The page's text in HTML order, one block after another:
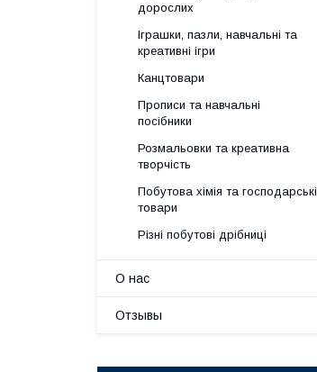
дорослих
Іграшки, пазли, навчальні та
креативні ігри
Канцтовари
Прописи та навчальні
посібники
Розмальовки та креативна
творчість
Побутова хімія та господарські
товари
Різні побутові дрібниці
О нас
Отзывы